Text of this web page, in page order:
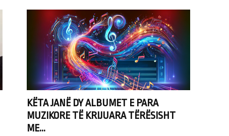
KËTA JANË DY ALBUMET E PARA
MUZIKORE TË KRIJUARA TËRËSISHT
ME...